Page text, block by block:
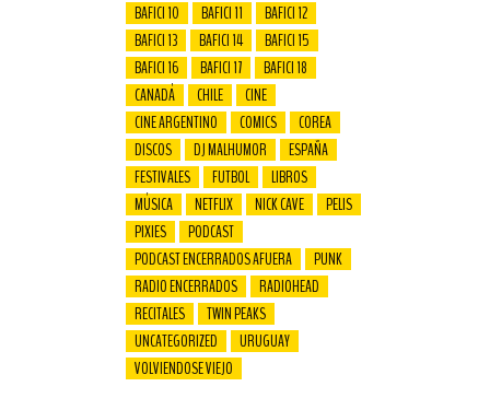
BAFICI 10
BAFICI 11
BAFICI 12
BAFICI 13
BAFICI 14
BAFICI 15
BAFICI 16
BAFICI 17
BAFICI 18
CANADÁ
CHILE
CINE
CINE ARGENTINO
COMICS
COREA
DISCOS
DJ MALHUMOR
ESPAÑA
FESTIVALES
FUTBOL
LIBROS
MÚSICA
NETFLIX NICK CAVE
PELIS
PIXIES
PODCAST
PODCAST ENCERRADOS AFUERA
PUNK
RADIO ENCERRADOS
RADIOHEAD
RECITALES
TWIN PEAKS
UNCATEGORIZED
URUGUAY
VOLVIENDOSE VIEJO